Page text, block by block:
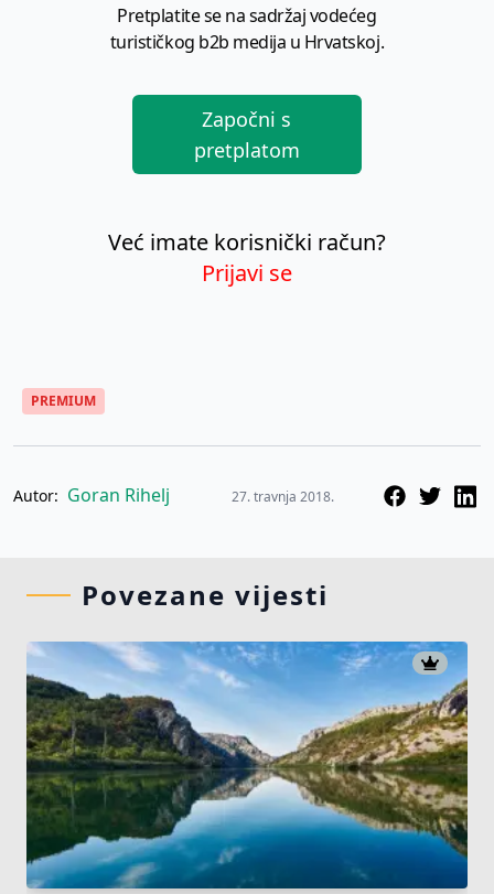
Pretplatite se na sadržaj vodećeg
turističkog b2b medija u Hrvatskoj.
Započni s
pretplatom
Već imate korisnički račun?
Prijavi se
PREMIUM
Autor: Goran Rihelj 27. travnja 2018.
Povezane vijesti